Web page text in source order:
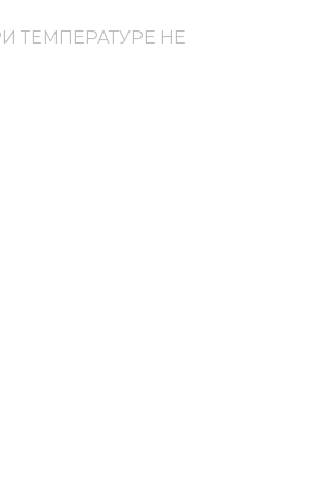
ТЕМПЕРАТУРЕ НЕ